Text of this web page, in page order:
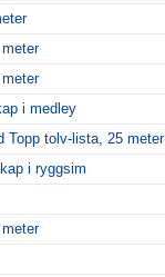
i medley
Topp tolv-lista, 25 meter
i ryggsim